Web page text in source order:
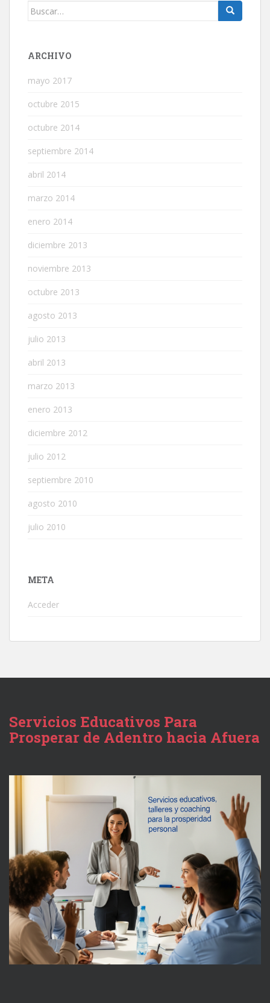
Buscar:
ARCHIVO
mayo 2017
octubre 2015
octubre 2014
septiembre 2014
abril 2014
marzo 2014
enero 2014
diciembre 2013
noviembre 2013
octubre 2013
agosto 2013
julio 2013
abril 2013
marzo 2013
enero 2013
diciembre 2012
julio 2012
septiembre 2010
agosto 2010
julio 2010
META
Acceder
Servicios Educativos Para
Prosperar de Adentro hacia Afuera